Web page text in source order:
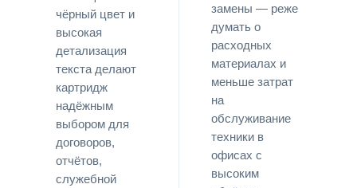
чёрный цвет и
высокая
детализация
текста делают
картридж
надёжным
выбором для
договоров,
отчётов,
служебной
замены — реже
думать о
расходных
материалах и
меньше затрат
на
обслуживание
техники в
офисах с
высоким